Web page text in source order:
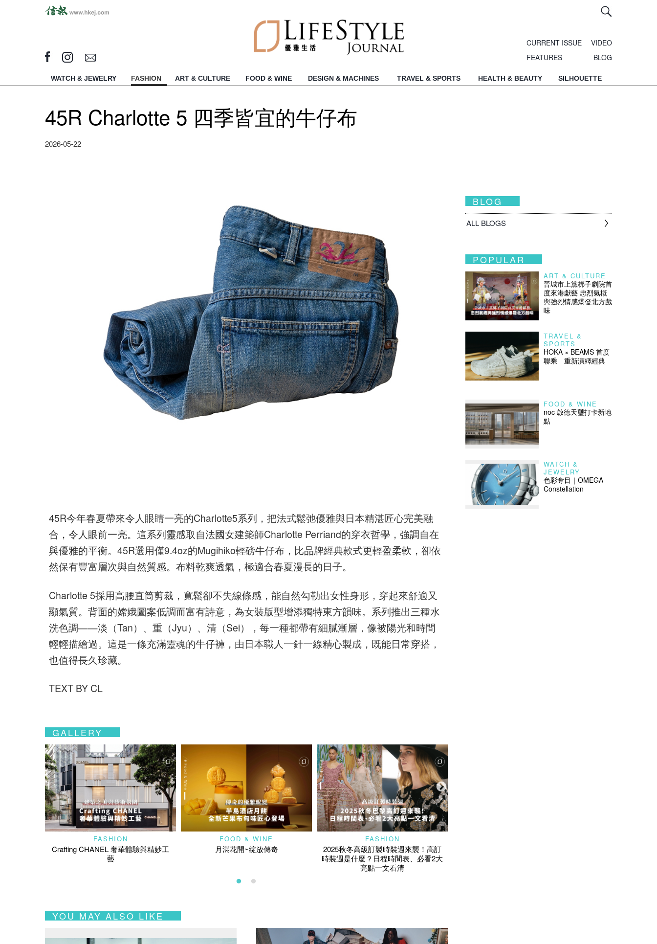
CURRENT ISSUE
VIDEO
FEATURES
BLOG
WATCH & JEWELRY FASHION ART & CULTURE FOOD & WINE DESIGN & MACHINES TRAVEL & SPORTS HEALTH & BEAUTY SILHOUETTE
45R Charlotte 5 四季皆宜的牛仔布
2026-05-22
45R今年春夏帶來令人眼睛一亮的Charlotte5系列，把法式鬆弛優雅與日本精湛匠心完美融
合，令人眼前一亮。這系列靈感取自法國女建築師Charlotte Perriand的穿衣哲學，強調自在
與優雅的平衡。45R選用僅9.4oz的Mugihiko輕磅牛仔布，比品牌經典款式更輕盈柔軟，卻依
然保有豐富層次與自然質感。布料乾爽透氣，極適合春夏漫長的日子。
Charlotte 5採用高腰直筒剪裁，寬鬆卻不失線條感，能自然勾勒出女性身形，穿起來舒適又
顯氣質。背面的嫦娥圖案低調而富有詩意，為女裝版型增添獨特東方韻味。系列推出三種水
洗色調——淡（Tan）、重（Jyu）、清（Sei），每一種都帶有細膩漸層，像被陽光和時間
輕輕描繪過。這是一條充滿靈魂的牛仔褲，由日本職人一針一線精心製成，既能日常穿搭，
也值得長久珍藏。
TEXT BY CL
GALLERY
FASHION
Crafting CHANEL 奢華體驗與精妙工
藝
FOOD & WINE
月滿花開~綻放傳奇
FASHION
2025秋冬高級訂製時裝週來襲！高訂
時裝週是什麼？日程時間表、必看2大
亮點一文看清
YOU MAY ALSO LIKE
BLOG
ALL BLOGS
POPULAR
ART & CULTURE
晉城市上黨梆子劇院首
度來港獻藝 忠烈氣概
與強烈情感爆發北方戲
味
TRAVEL &
SPORTS
HOKA × BEAMS 首度
聯乘 重新演繹經典
FOOD & WINE
noc 啟德天璽打卡新地
點
WATCH &
JEWELRY
色彩奪目｜OMEGA
Constellation